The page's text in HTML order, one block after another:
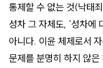
통제할 수 없는 것(낙태
성차 그 자체도, ‘성차에
아니다. 이윤 체제로서
문제를 분명히 하지 않